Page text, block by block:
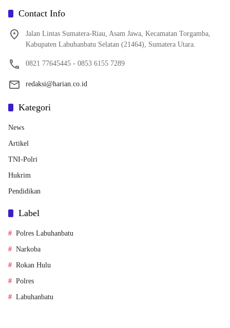
Contact Info
Jalan Lintas Sumatera-Riau, Asam Jawa, Kecamatan Torgamba,
Kabupaten Labuhanbatu Selatan (21464), Sumatera Utara.
0821 77645445 - 0853 6155 7289
redaksi@harian.co.id
Kategori
News
Artikel
TNI-Polri
Hukrim
Pendidikan
Label
Polres Labuhanbatu
Narkoba
Rokan Hulu
Polres
Labuhanbatu